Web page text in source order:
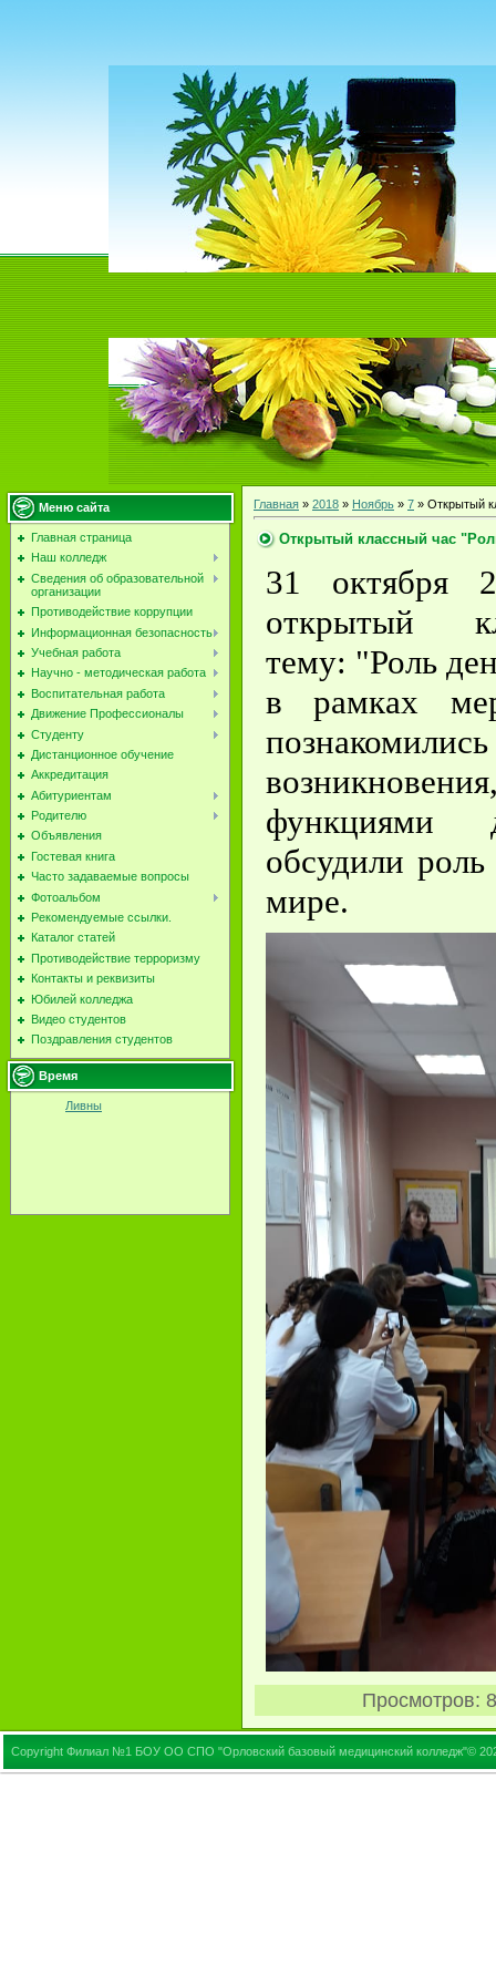
Меню сайта
Главная страница
Наш колледж
Сведения об образовательной
организации
Противодействие коррупции
Информационная безопасность
Учебная работа
Научно - методическая работа
Воспитательная работа
Движение Профессионалы
Студенту
Дистанционное обучение
Аккредитация
Абитуриентам
Родителю
Объявления
Гостевая книга
Часто задаваемые вопросы
Фотоальбом
Рекомендуемые ссылки.
Каталог статей
Противодействие терроризму
Контакты и реквизиты
Юбилей колледжа
Видео студентов
Поздравления студентов
Время
Ливны
Главная » 2018 » Ноябрь » 7 » Открытый
Открытый классный час
31 октября
открытый
тему: "Роль
в рамках
функциями
обсудили
мире.
Просмотров:
Copyright Филиал №1 БОУ ОО СПО "Орловский базовый медицинский колледж"©